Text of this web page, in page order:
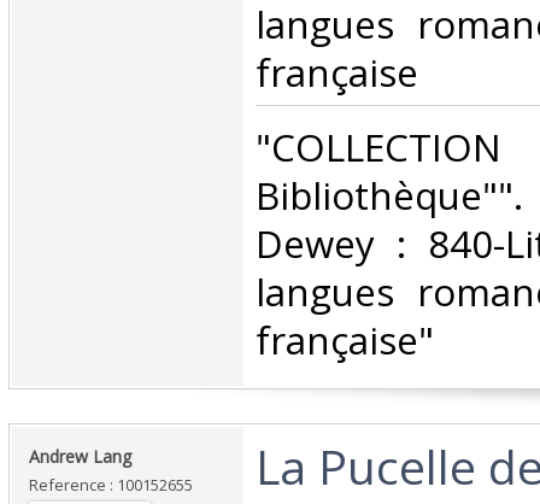
langues
française‎
Dewey : 840-
langues
française"‎
‎Andrew Lang‎
Reference : 100152655
‎La Pucelle